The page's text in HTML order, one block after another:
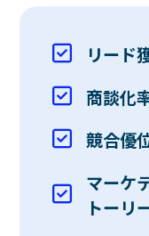
リード
商談化
競合優
マーケ
トーリ